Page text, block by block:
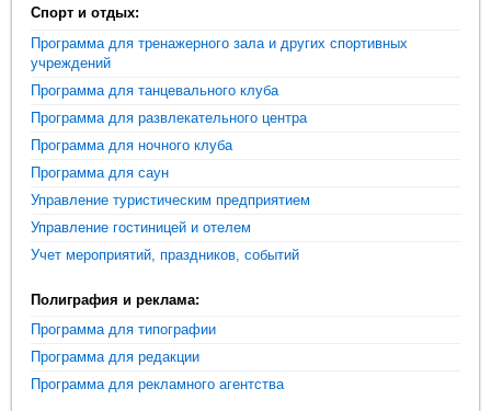
Спорт и отдых:
Программа для тренажерного зала и других спортивных
учреждений
Программа для танцевального клуба
Программа для развлекательного центра
Программа для ночного клуба
Программа для саун
Управление туристическим предприятием
Управление гостиницей и отелем
Учет мероприятий, праздников, событий
Полиграфия и реклама:
Программа для типографии
Программа для редакции
Программа для рекламного агентства